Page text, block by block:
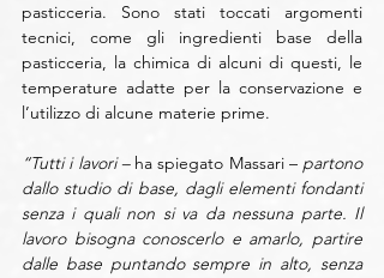
pasticceria. Sono stati toccati argomenti
tecnici, come gli ingredienti base della
pasticceria, la chimica di alcuni di questi, le
temperature adatte per la conservazione e
l’utilizzo di alcune materie prime.
“Tutti i lavori – ha spiegato Massari – partono
dallo studio di base, dagli elementi fondanti
senza i quali non si va da nessuna parte. Il
lavoro bisogna conoscerlo e amarlo, partire
dalle base puntando sempre in alto, senza